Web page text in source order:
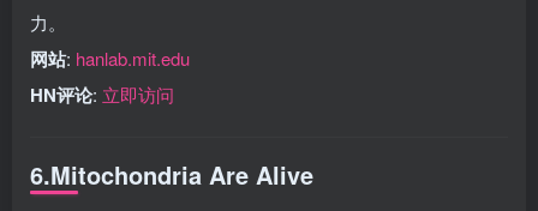
力。
网站: hanlab.mit.edu
HN评论: 立即访问
6.Mitochondria Are Alive